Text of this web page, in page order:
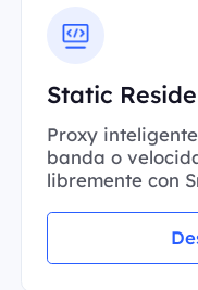
Static
Proxy
banda o
libremente con